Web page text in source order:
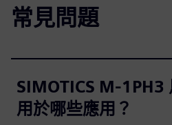
常見問題
SIMOTICS M-1PH3
用於哪些應用？